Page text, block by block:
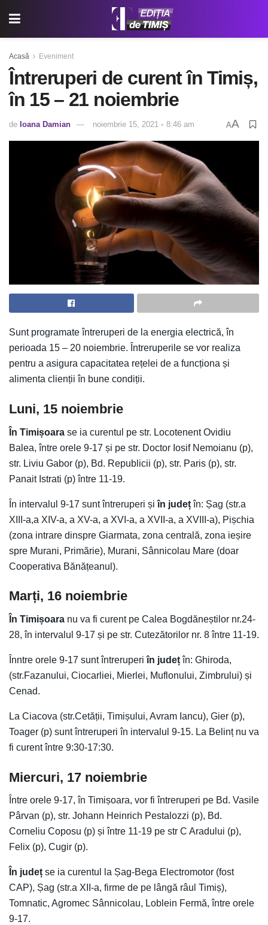
Acasă Eveniment
Întreruperi de curent în Timiș,
în 15 – 21 noiembrie
de Ioana Damian noiembrie 15, 2021 ◦ 8:46 am AA
Sunt programate întreruperi de la energia electrică, în
perioada 15 – 20 noiembrie. Întreruperile se vor realiza
pentru a asigura capacitatea rețelei de a funcționa și
alimenta clienții în bune condiții.
Luni, 15 noiembrie
În Timișoara se ia curentul pe str. Locotenent Ovidiu
Balea, între orele 9-17 și pe str. Doctor Iosif Nemoianu (p),
str. Liviu Gabor (p), Bd. Republicii (p), str. Paris (p), str.
Panait Istrati (p) între 11-19.
În intervalul 9-17 sunt întreruperi șiîn județîn: Șag (str.a
XIII-a,a XIV-a, a XV-a, a XVI-a, a XVII-a, a XVIII-a), Pișchia
(zona intrare dinspre Giarmata, zona centrală, zona ieșire
spre Murani, Primărie), Murani, Sânnicolau Mare (doar
Cooperativa Bănățeanul).
Marți, 16 noiembrie
În Timișoara nu va fi curent pe Calea Bogdăneștilor nr.24-
28, în intervalul 9-17 și pe str. Cutezătorilor nr. 8 între 11-19.
Înntre orele 9-17 sunt întreruperiîn județîn: Ghiroda,
(str.Fazanului, Ciocarliei, Mierlei, Muflonului, Zimbrului) și
Cenad.
La Ciacova (str.Cetății, Timișului, Avram Iancu), Gier (p),
Toager (p) sunt întreruperi în intervalul 9-15. La Belinț nu va
fi curent între 9:30-17:30.
Miercuri, 17 noiembrie
Între orele 9-17, în Timișoara, vor fi întreruperi pe Bd. Vasile
Pârvan (p), str. Johann Heinrich Pestalozzi (p), Bd.
Corneliu Coposu (p) și între 11-19 pe str C Aradului (p),
Felix (p), Cugir (p).
În județ se ia curentul la Șag-Bega Electromotor (fost
CAP), Șag (str.a XII-a, firme de pe lângă râul Timiș),
Tomnatic, Agromec Sânnicolau, Loblein Fermă, între orele
9-17.